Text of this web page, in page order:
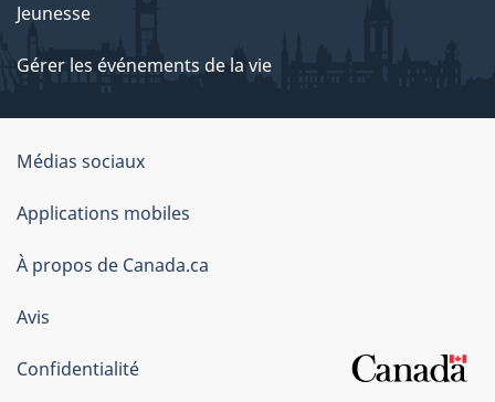
Jeunesse
Gérer les événements de la vie
Organisation
du
gouvernement
du
Canada
Médias sociaux
Applications mobiles
À propos de Canada.ca
Avis
Confidentialité